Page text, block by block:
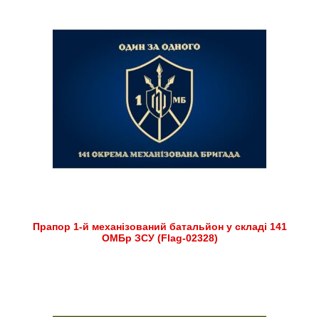
Прапор 1-й механізований батальйон у складі 141
ОМБр ЗСУ (Flag-02328)